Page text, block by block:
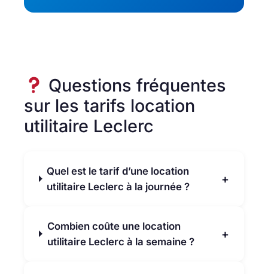
Questions fréquentes
sur les tarifs location
utilitaire Leclerc
Quel est le tarif d’une location
utilitaire Leclerc à la journée ?
+
Combien coûte une location
utilitaire Leclerc à la semaine ?
+